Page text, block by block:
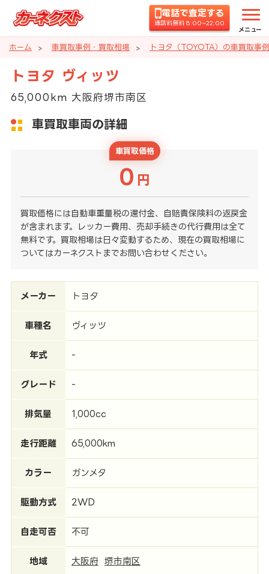
電話で査定する
通話料無料 8:00~22:00
メニュー
ホーム 車買取事例・買取相場 トヨタ（TOYOTA）の車買取事
トヨタ ヴィッツ
65,000km 大阪府堺市南区
車買取車両の詳細
車買取価格
0 円
買取価格には自動車重量税の還付金、自賠責保険料の返戻金
が含まれます。レッカー費用、売却手続きの代行費用は全て
無料です。買取相場は日々変動するため、現在の買取相場に
ついてはカーネクストまでお問い合わせください。
メーカー トヨタ
車種名 ヴィッツ
年式 -
グレード -
排気量 1,000cc
走行距離 65,000km
カラー ガンメタ
駆動方式 2WD
自走可否 不可
地域 大阪府 堺市南区